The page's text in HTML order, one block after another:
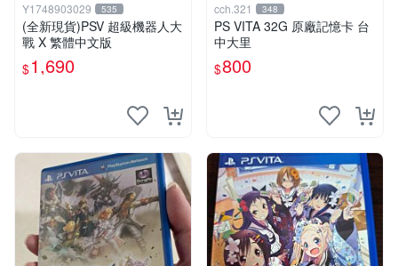
Y1748903029 535
(全新現貨)PSV 超級機器人大
戰 X 繁體中文版
$1,690
cch.321 348
PS VITA 32G 原廠記憶卡 台
中大里
$800